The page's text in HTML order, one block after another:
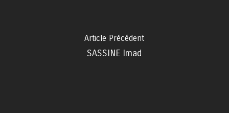
Article Précédent
SASSINE Imad